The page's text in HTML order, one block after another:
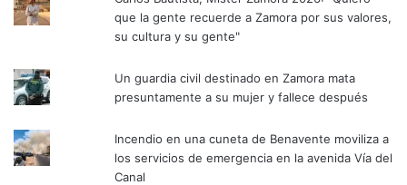
que la gente recuerde a Zamora por sus valores,
su cultura y su gente"
Un guardia civil destinado en Zamora mata
presuntamente a su mujer y fallece después
Incendio en una cuneta de Benavente moviliza a
los servicios de emergencia en la avenida Vía del
Canal